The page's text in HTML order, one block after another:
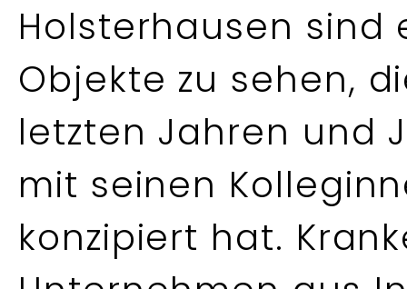
Holsterhausen
Objekte zu sehen,
letzten Jahren und
mit seinen
konzipiert hat.